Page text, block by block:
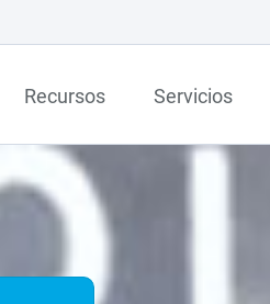
Recursos Servicios